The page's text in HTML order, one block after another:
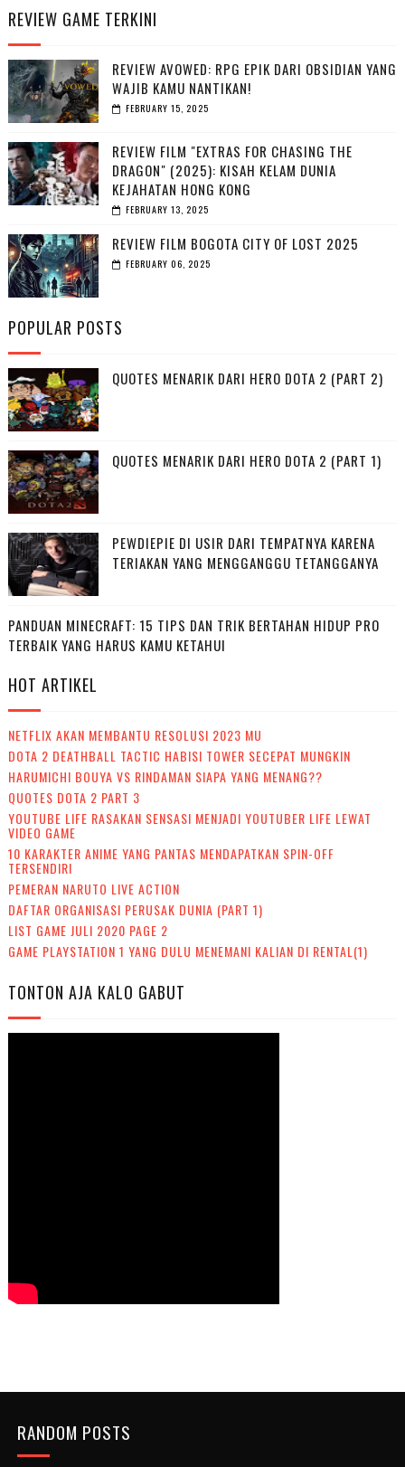
REVIEW GAME TERKINI
REVIEW AVOWED: RPG EPIK DARI OBSIDIAN YANG
WAJIB KAMU NANTIKAN!
FEBRUARY 15, 2025
REVIEW FILM "EXTRAS FOR CHASING THE
DRAGON" (2025): KISAH KELAM DUNIA
KEJAHATAN HONG KONG
FEBRUARY 13, 2025
REVIEW FILM BOGOTA CITY OF LOST 2025
FEBRUARY 06, 2025
POPULAR POSTS
QUOTES MENARIK DARI HERO DOTA 2 (PART 2)
QUOTES MENARIK DARI HERO DOTA 2 (PART 1)
PEWDIEPIE DI USIR DARI TEMPATNYA KARENA
TERIAKAN YANG MENGGANGGU TETANGGANYA
PANDUAN MINECRAFT: 15 TIPS DAN TRIK BERTAHAN HIDUP PRO
TERBAIK YANG HARUS KAMU KETAHUI
HOT ARTIKEL
NETFLIX AKAN MEMBANTU RESOLUSI 2023 MU
DOTA 2 DEATHBALL TACTIC HABISI TOWER SECEPAT MUNGKIN
HARUMICHI BOUYA VS RINDAMAN SIAPA YANG MENANG??
QUOTES DOTA 2 PART 3
YOUTUBE LIFE RASAKAN SENSASI MENJADI YOUTUBER LIFE LEWAT
VIDEO GAME
10 KARAKTER ANIME YANG PANTAS MENDAPATKAN SPIN-OFF
TERSENDIRI
PEMERAN NARUTO LIVE ACTION
DAFTAR ORGANISASI PERUSAK DUNIA (PART 1)
LIST GAME JULI 2020 PAGE 2
GAME PLAYSTATION 1 YANG DULU MENEMANI KALIAN DI RENTAL(1)
TONTON AJA KALO GABUT
RANDOM POSTS